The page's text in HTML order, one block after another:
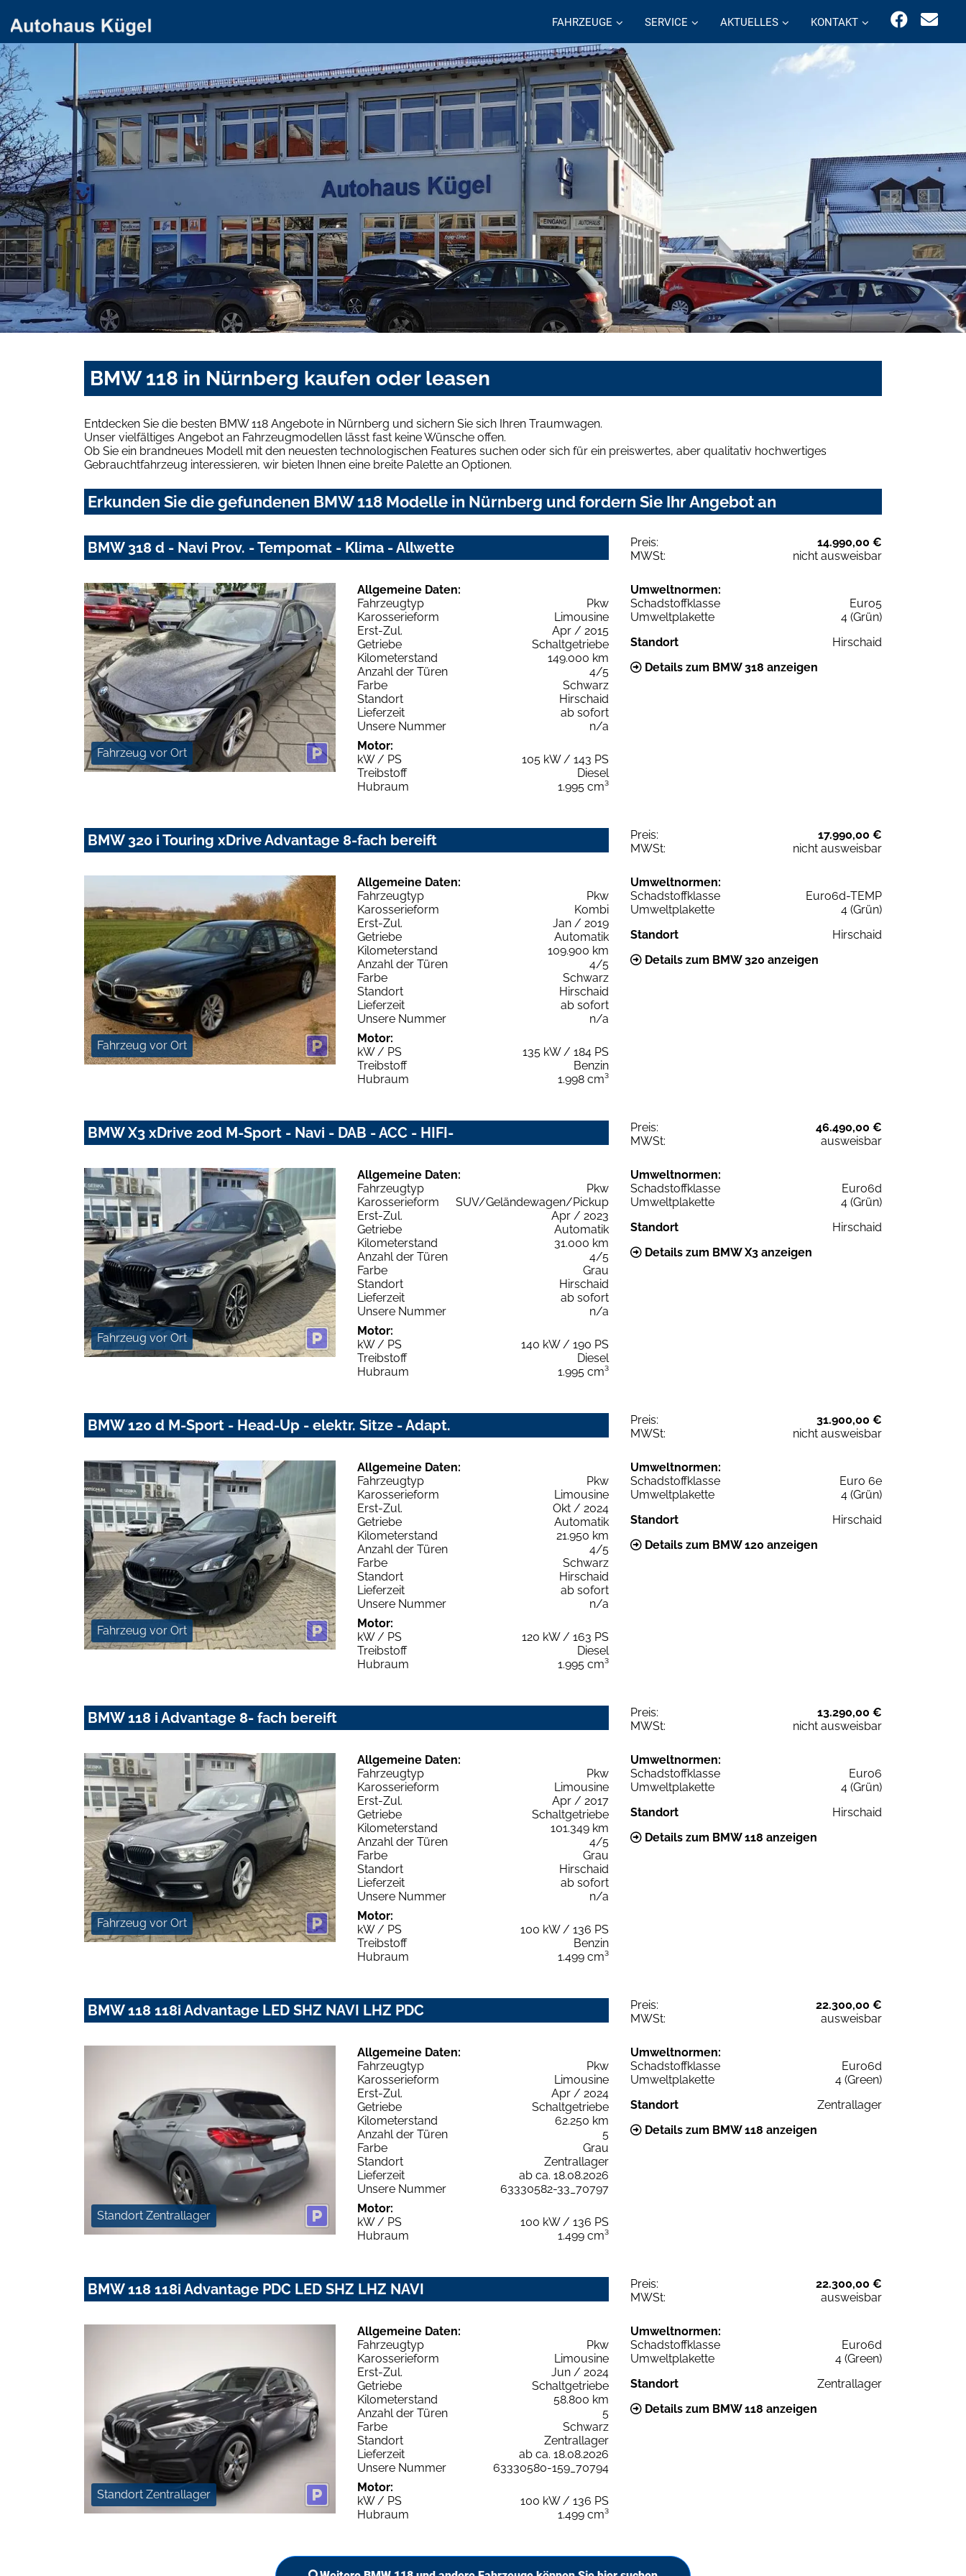
FAHRZEUGE SERVICE AKTUELLES KONTAKT
BMW 118 in Nürnberg kaufen oder leasen
Entdecken Sie die besten BMW 118 Angebote in Nürnberg und sichern Sie sich Ihren Traumwagen.
Unser vielfältiges Angebot an Fahrzeugmodellen lässt fast keine Wünsche offen.
Ob Sie ein brandneues Modell mit den neuesten technologischen Features suchen oder sich für ein preiswertes, aber qualitativ hochwertiges
Gebrauchtfahrzeug interessieren, wir bieten Ihnen eine breite Palette an Optionen.
Erkunden Sie die gefundenen BMW 118 Modelle in Nürnberg und fordern Sie Ihr Angebot an
BMW 318 d - Navi Prov. - Tempomat - Klima - Allwette Preis:
14.990,00 €
MWSt:
nicht ausweisbar
Fahrzeug vor Ort
Allgemeine Daten:
Fahrzeugtyp
Pkw
Karosserieform
Limousine
Erst-Zul.
Apr / 2015
Getriebe
Schaltgetriebe
Kilometerstand
149.000 km
Anzahl der Türen
4/5
Farbe
Schwarz
Standort
Hirschaid
Lieferzeit
ab sofort
Unsere Nummer
n/a
Motor:
kW / PS
105 kW / 143 PS
Treibstoff
Diesel
Hubraum
1.995 cm³
Umweltnormen:
Schadstoffklasse
Euro5
Umweltplakette
4 (Grün)
Standort
Hirschaid
Details zum BMW 318 anzeigen
BMW 320 i Touring xDrive Advantage 8-fach bereift Preis:
17.990,00 €
MWSt:
nicht ausweisbar
Fahrzeug vor Ort
Allgemeine Daten:
Fahrzeugtyp
Pkw
Karosserieform
Kombi
Erst-Zul.
Jan / 2019
Getriebe
Automatik
Kilometerstand
109.900 km
Anzahl der Türen
4/5
Farbe
Schwarz
Standort
Hirschaid
Lieferzeit
ab sofort
Unsere Nummer
n/a
Motor:
kW / PS
135 kW / 184 PS
Treibstoff
Benzin
Hubraum
1.998 cm³
Umweltnormen:
Schadstoffklasse
Euro6d-TEMP
Umweltplakette
4 (Grün)
Standort
Hirschaid
Details zum BMW 320 anzeigen
BMW X3 xDrive 20d M-Sport - Navi - DAB - ACC - HIFI- Preis:
46.490,00 €
MWSt:
ausweisbar
Fahrzeug vor Ort
Allgemeine Daten:
Fahrzeugtyp
Pkw
Karosserieform
SUV/Geländewagen/Pickup
Erst-Zul.
Apr / 2023
Getriebe
Automatik
Kilometerstand
31.000 km
Anzahl der Türen
4/5
Farbe
Grau
Standort
Hirschaid
Lieferzeit
ab sofort
Unsere Nummer
n/a
Motor:
kW / PS
140 kW / 190 PS
Treibstoff
Diesel
Hubraum
1.995 cm³
Umweltnormen:
Schadstoffklasse
Euro6d
Umweltplakette
4 (Grün)
Standort
Hirschaid
Details zum BMW X3 anzeigen
BMW 120 d M-Sport - Head-Up - elektr. Sitze - Adapt. Preis:
31.900,00 €
MWSt:
nicht ausweisbar
Fahrzeug vor Ort
Allgemeine Daten:
Fahrzeugtyp
Pkw
Karosserieform
Limousine
Erst-Zul.
Okt / 2024
Getriebe
Automatik
Kilometerstand
21.950 km
Anzahl der Türen
4/5
Farbe
Schwarz
Standort
Hirschaid
Lieferzeit
ab sofort
Unsere Nummer
n/a
Motor:
kW / PS
120 kW / 163 PS
Treibstoff
Diesel
Hubraum
1.995 cm³
Umweltnormen:
Schadstoffklasse
Euro 6e
Umweltplakette
4 (Grün)
Standort
Hirschaid
Details zum BMW 120 anzeigen
BMW 118 i Advantage 8- fach bereift Preis:
13.290,00 €
MWSt:
nicht ausweisbar
Fahrzeug vor Ort
Allgemeine Daten:
Fahrzeugtyp
Pkw
Karosserieform
Limousine
Erst-Zul.
Apr / 2017
Getriebe
Schaltgetriebe
Kilometerstand
101.349 km
Anzahl der Türen
4/5
Farbe
Grau
Standort
Hirschaid
Lieferzeit
ab sofort
Unsere Nummer
n/a
Motor:
kW / PS
100 kW / 136 PS
Treibstoff
Benzin
Hubraum
1.499 cm³
Umweltnormen:
Schadstoffklasse
Euro6
Umweltplakette
4 (Grün)
Standort
Hirschaid
Details zum BMW 118 anzeigen
BMW 118 118i Advantage LED SHZ NAVI LHZ PDC Preis:
22.300,00 €
MWSt:
ausweisbar
Standort Zentrallager
Allgemeine Daten:
Fahrzeugtyp
Pkw
Karosserieform
Limousine
Erst-Zul.
Apr / 2024
Getriebe
Schaltgetriebe
Kilometerstand
62.250 km
Anzahl der Türen
5
Farbe
Grau
Standort
Zentrallager
Lieferzeit
ab ca. 18.08.2026
Unsere Nummer
63330582-33_70797
Motor:
kW / PS
100 kW / 136 PS
Hubraum
1.499 cm³
Umweltnormen:
Schadstoffklasse
Euro6d
Umweltplakette
4 (Green)
Standort
Zentrallager
Details zum BMW 118 anzeigen
BMW 118 118i Advantage PDC LED SHZ LHZ NAVI Preis:
22.300,00 €
MWSt:
ausweisbar
Standort Zentrallager
Allgemeine Daten:
Fahrzeugtyp
Pkw
Karosserieform
Limousine
Erst-Zul.
Jun / 2024
Getriebe
Schaltgetriebe
Kilometerstand
58.800 km
Anzahl der Türen
5
Farbe
Schwarz
Standort
Zentrallager
Lieferzeit
ab ca. 18.08.2026
Unsere Nummer
63330580-159_70794
Motor:
kW / PS
100 kW / 136 PS
Hubraum
1.499 cm³
Umweltnormen:
Schadstoffklasse
Euro6d
Umweltplakette
4 (Green)
Standort
Zentrallager
Details zum BMW 118 anzeigen